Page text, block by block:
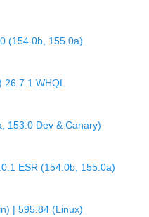
(154.0b, 155.0a)
WHQL
153.0 Dev & Canary)
ESR (154.0b, 155.0a)
| 595.84 (Linux)